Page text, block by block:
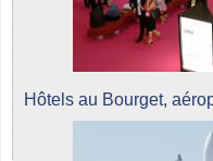
Hôtels au Bourget,